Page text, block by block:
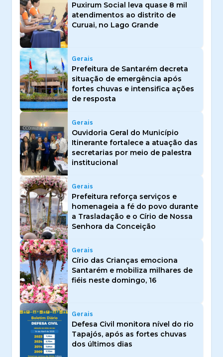
Puxirum Social leva quase 8 mil
atendimentos ao distrito de
Curuai, no Lago Grande
Gerais
Prefeitura de Santarém decreta
situação de emergência após
fortes chuvas e intensifica ações
de resposta
Gerais
Ouvidoria Geral do Município
Itinerante fortalece a atuação das
secretarias por meio de palestra
institucional
Gerais
Prefeitura reforça serviços e
homenageia a fé do povo durante
a Trasladação e o Círio de Nossa
Senhora da Conceição
Gerais
Círio das Crianças emociona
Santarém e mobiliza milhares de
fiéis neste domingo, 16
Gerais
Defesa Civil monitora nível do rio
Tapajós, após as fortes chuvas
dos últimos dias